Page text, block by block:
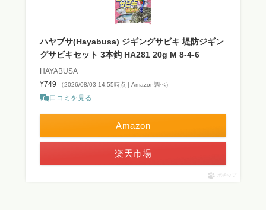
ハヤブサ(Hayabusa) ジギングサビキ 堤防ジギン
グサビキセット 3本鈎 HA281 20g M 8-4-6
HAYABUSA
¥749
（2026/08/03 14:55時点 | Amazon調べ）
口コミを見る
Amazon
楽天市場
ポチップ